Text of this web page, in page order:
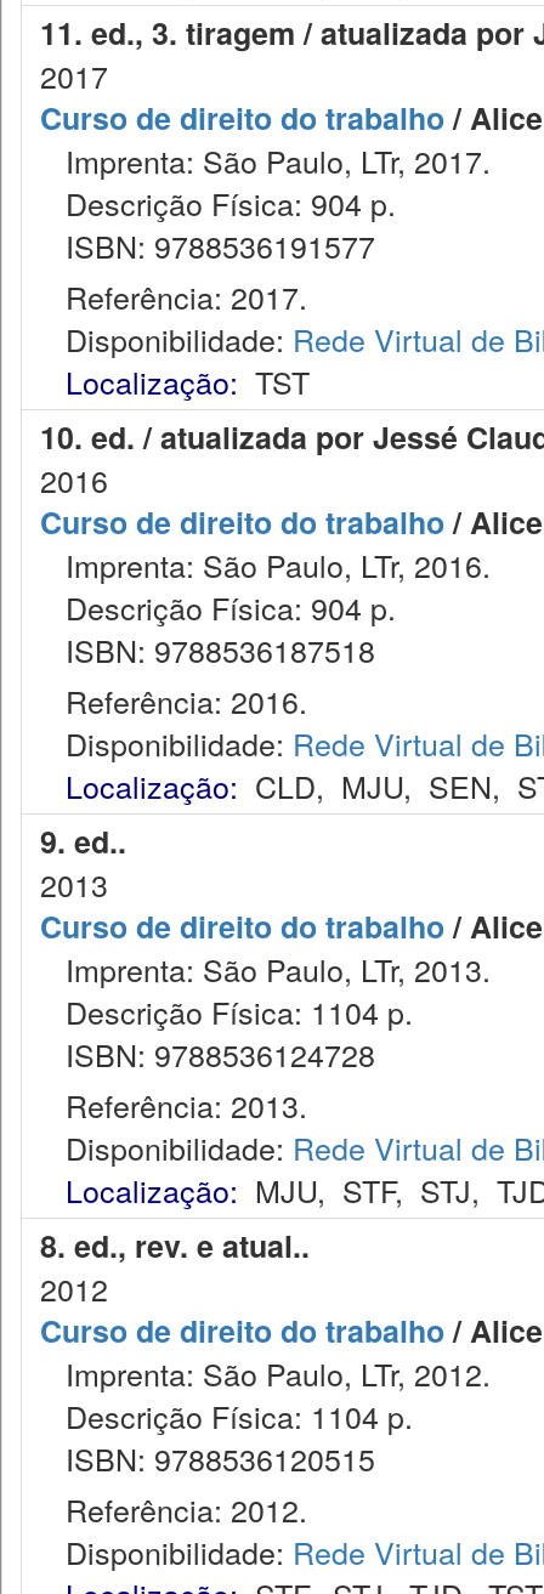
11. ed., 3. tiragem / atualizada
2017
Curso de direito do trabalho/
Imprenta: São Paulo, LTr, 2017.
Descrição Física: 904 p.
ISBN: 9788536191577
Referência: 2017.
Disponibilidade: Rede Virtual de
Localização: TST
10. ed. / atualizada por Jessé
2016
Curso de direito do trabalho/
Imprenta: São Paulo, LTr, 2016.
Descrição Física: 904 p.
ISBN: 9788536187518
Referência: 2016.
Disponibilidade: Rede Virtual de
Localização: CLD, MJU, SEN,
9. ed..
2013
Curso de direito do trabalho/
Imprenta: São Paulo, LTr, 2013.
Descrição Física: 1104 p.
ISBN: 9788536124728
Referência: 2013.
Disponibilidade: Rede Virtual de
Localização: MJU, STF, STJ,
8. ed., rev. e atual..
2012
Curso de direito do trabalho/
Imprenta: São Paulo, LTr, 2012.
Descrição Física: 1104 p.
ISBN: 9788536120515
Referência: 2012.
Disponibilidade: Rede Virtual de